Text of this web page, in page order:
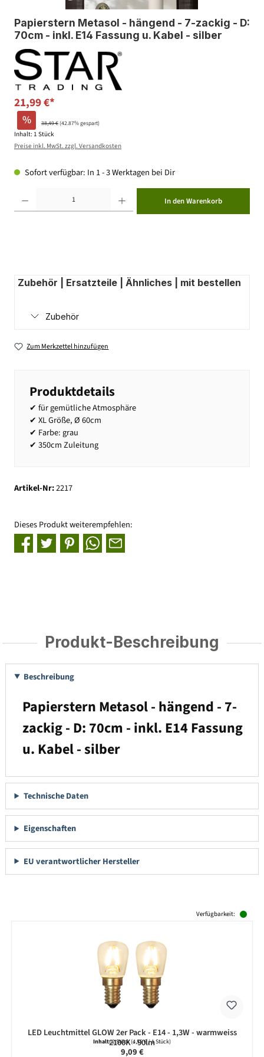
Papierstern Metasol - hängend - 7-zackig - D:
70cm - inkl. E14 Fassung u. Kabel - silber
21,99 €*
% 38,49 €(42.87% gespart)
Inhalt: 1 Stück
Preise inkl. MwSt. zzgl. Versandkosten
Sofort verfügbar: In 1 - 3 Werktagen bei Dir
In den Warenkorb
Zubehör | Ersatzteile | Ähnliches | mit bestellen
Zubehör
Zum Merkzettel hinzufügen
Produktdetails
✔ für gemütliche Atmosphäre
✔ XL Größe, Ø 60cm
✔ Farbe: grau
✔ 350cm Zuleitung
Artikel-Nr:2217
Dieses Produkt weiterempfehlen:
Produkt-Beschreibung
Beschreibung
Papierstern Metasol - hängend - 7-
zackig - D: 70cm - inkl. E14 Fassung
u. Kabel - silber
Technische Daten
Eigenschaften
EU verantwortlicher Hersteller
Verfügbarkeit:
LED Leuchtmittel GLOW 2er Pack - E14 - 1,3W - warmweiss
2100K - 90lm
Inhalt:2 Stück(4,55 € / 1 Stück)
Regulärer Preis:
9,09 €